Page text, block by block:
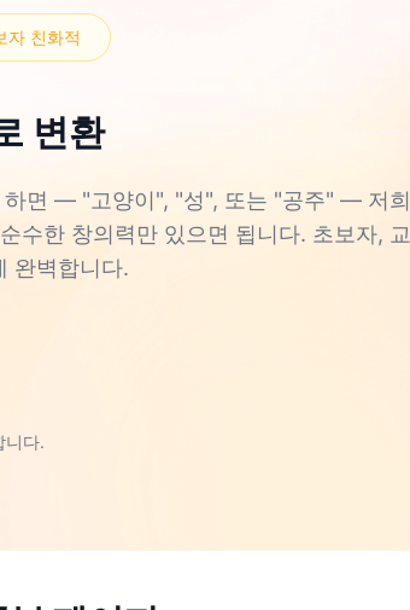
자 친화적
변환
하면 — "고양이", "성", 또는 "공주" — 저희
수한 창의력만 있으면 됩니다. 초보자, 교
완벽합니다.
니다.